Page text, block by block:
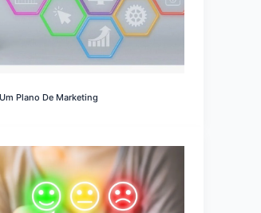
Plano De Marketing